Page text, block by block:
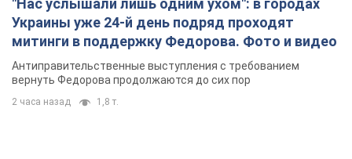
"Нас услышали лишь одним ухом": в городах
Украины уже 24-й день подряд проходят
митинги в поддержку Федорова. Фото и видео
Антиправительственные выступления с требованием
вернуть Федорова продолжаются до сих пор
2 часа назад 1,8 т.